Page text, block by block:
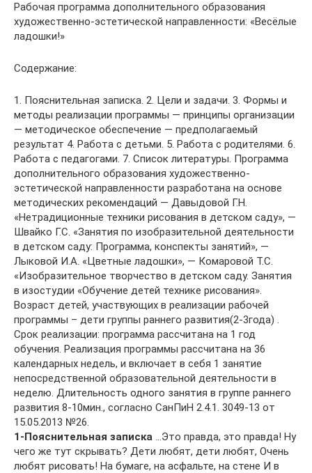
Рабочая программа дополнительного образования
художественно-эстетической направленности: «Весёлые
ладошки!»
Содержание:
1. Пояснительная записка. 2. Цели и задачи. 3. Формы и
методы реализации программы — принципы организации
— методическое обеспечение — предполагаемый
результат 4. Работа с детьми. 5. Работа с родителями. 6.
Работа с педагогами. 7. Список литературы. Программа
дополнительного образования художественно-
эстетической направленности разработана на основе
методических рекомендаций — Давыдовой Г.Н.
«Нетрадиционные техники рисования в детском саду», —
Швайко Г.С. «Занятия по изобразительной деятельности
в детском саду: Программа, конспекты занятий», —
Лыковой И.А. «Цветные ладошки», — Комаровой Т.С.
«Изобразительное творчество в детском саду. Занятия
в изостудии «Обучение детей технике рисования».
Возраст детей, участвующих в реализации рабочей
программы – дети группы раннего развития(2-3года) .
Срок реализации: программа рассчитана на 1 год
обучения. Реализация программы рассчитана на 36
календарных недель, и включает в себя 1 занятие
непосредственной образовательной деятельности в
неделю. Длительность одного занятия в группе раннего
развития 8-10мин., согласно СанПиН 2.4.1. 3049-13 от
15.05.2013 №26.
1-Пояснительная записка …Это правда, это правда! Ну
чего же тут скрывать? Дети любят, дети любят, Очень
любят рисовать! На бумаге, на асфальте, на стене И в